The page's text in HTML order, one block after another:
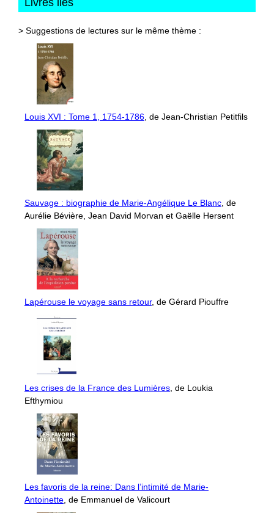
> Suggestions de lectures sur le même thème :
Louis XVI : Tome 1, 1754-1786 , de Jean-Christian Petitfils
Sauvage : biographie de Marie-Angélique Le Blanc , de
Aurélie Bévière, Jean David Morvan et Gaëlle Hersent
Lapérouse le voyage sans retour, de Gérard Piouffre
Les crises de la France des Lumières , de Loukia
Efthymiou
Les favoris de la reine: Dans l’intimité de Marie-
Antoinette , de Emmanuel de Valicourt